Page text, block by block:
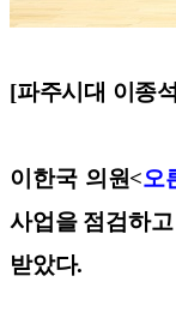
[파주시대 이종
이한국 의원<오
사업을 점검하
받았다.